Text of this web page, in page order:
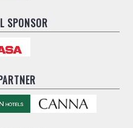
SPONSOR